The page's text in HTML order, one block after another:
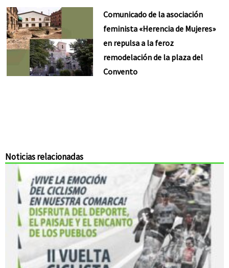
Comunicado de la asociación
feminista «Herencia de Mujeres»
en repulsa a la feroz
remodelación de la plaza del
Convento
Noticias relacionadas